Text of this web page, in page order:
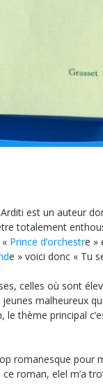
est un auteur
totalement
« Prince d’orchestre »
e » voici donc « Tu
celles où sont
malheureux
le thème principal
romanesque pour
roman, elel m’a